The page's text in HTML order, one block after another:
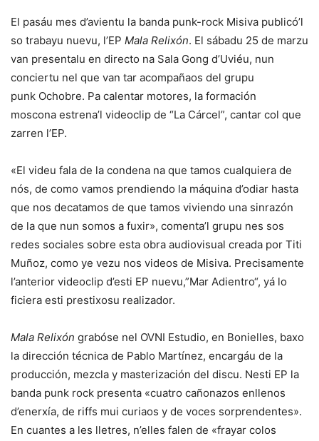
El pasáu mes d’avientu la banda punk-rock Misiva publicó’l
so trabayu nuevu, l’EP Mala Relixón. El sábadu 25 de marzu
van presentalu en directo na Sala Gong d’Uviéu, nun
conciertu nel que van tar acompañaos del grupu
punk Ochobre. Pa calentar motores, la formación
moscona estrena’l videoclip de “La Cárcel”, cantar col que
zarren l’EP.
«El videu fala de la condena na que tamos cualquiera de
nós, de como vamos prendiendo la máquina d’odiar hasta
que nos decatamos de que tamos viviendo una sinrazón
de la que nun somos a fuxir», comenta’l grupu nes sos
redes sociales sobre esta obra audiovisual creada por Titi
Muñoz, como ye vezu nos videos de Misiva. Precisamente
l’anterior videoclip d’esti EP nuevu,”Mar Adientro“, yá lo
ficiera esti prestixosu realizador.
Mala Relixón grabóse nel OVNI Estudio, en Bonielles, baxo
la dirección técnica de Pablo Martínez, encargáu de la
producción, mezcla y masterización del discu. Nesti EP la
banda punk rock presenta «cuatro cañonazos enllenos
d’enerxía, de riffs mui curiaos y de voces sorprendentes».
En cuantes a les lletres, n’elles falen de «frayar colos